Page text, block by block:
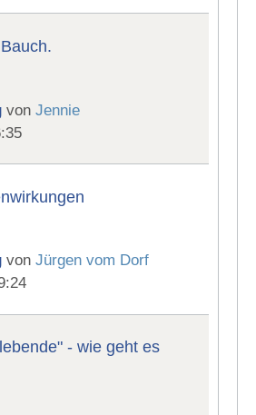
vonJennie
vonJürgen vom Dorf
- wie geht es